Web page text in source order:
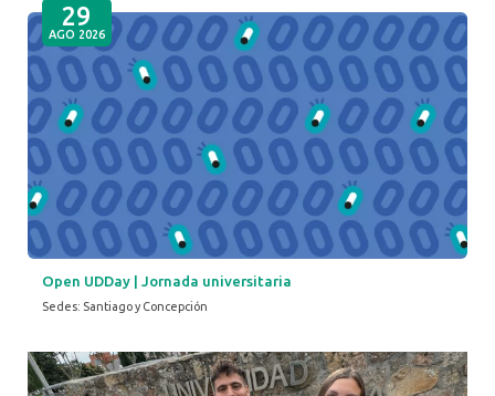
29
AGO 2026
Open UDDay | Jornada universitaria
Sedes: Santiago y Concepción